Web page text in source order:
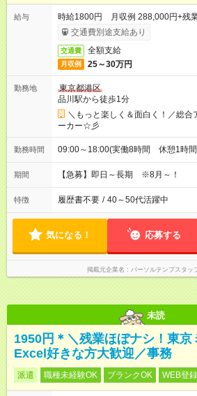
給与
時給1800円 月収例 288,000円+残
交通費別途支給あり
交通費 全額支給
月収例 25～30万円
勤務地
東京都港区
品川駅から徒歩1分
＼もっと楽しく＆面白く！／総合
ーカー☆彡
勤務時間 09:00～18:00(実働8時間 休憩1時
期間 【急募】即日～長期 ※8月～！
特徴 履歴書不要 / 40～50代活躍中
気になる！ 応募する
掲載元企業名 パーソルテンプスタッ
未読
1950円＊＼残業ほぼナシ！東京
Excel好きな方大歓迎／事務
派遣 職種未経験OK ブランクOK WEB登